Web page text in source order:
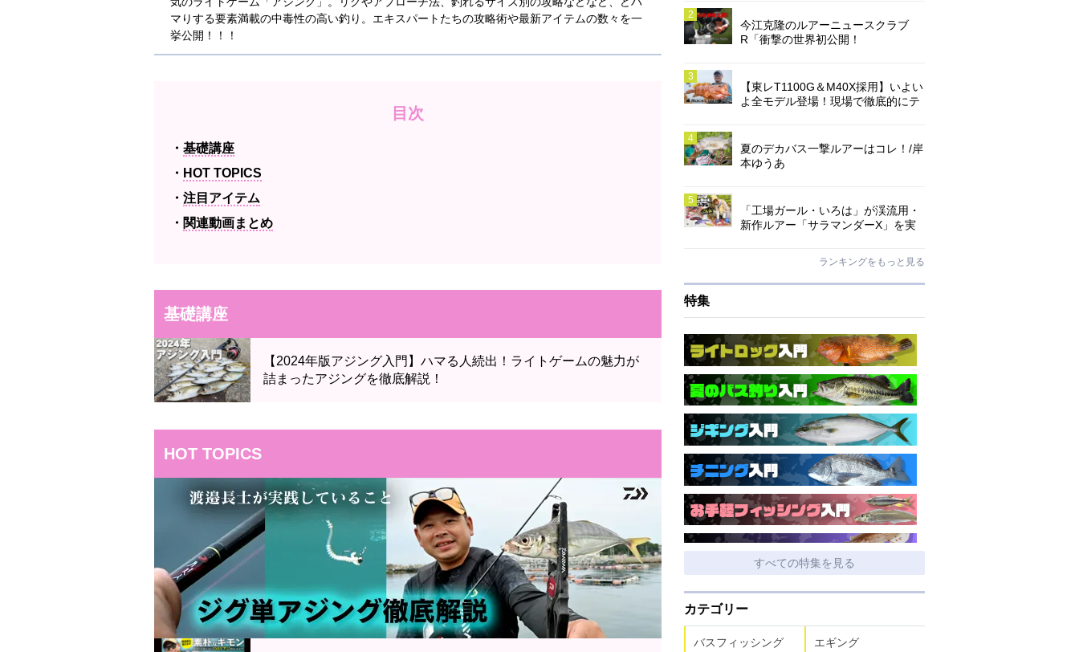
マりする要素満載の中毒性の高い釣り。エキスパートたちの攻略術や最新アイテムの数々を一
挙公開！！！
目次
基礎講座
HOT TOPICS
注目アイテム
関連動画まとめ
基礎講座
【2024年版アジング入門】ハマる人続出！ライトゲームの魅力が
詰まったアジングを徹底解説！
HOT TOPICS
今江克隆のルアーニュースクラブ
R「衝撃の世界初公開！
【東レT1100G＆M40X採用】いよい
よ全モデル登場！現場で徹底的にテ
夏のデカバス一撃ルアーはコレ！/岸
本ゆうあ
「工場ガール・いろは」が渓流用・
新作ルアー「サラマンダーX」を実
ランキングをもっと見る
特集
すべての特集を見る
カテゴリー
バスフィッシング エギング